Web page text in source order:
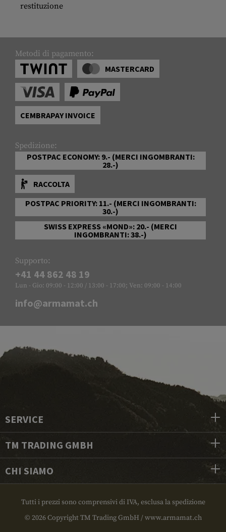
restituzione
Metodi di pagamento:
MASTERCARD
CEMBRAPAY INVOICE
Spedizione:
POSTPAC ECONOMY: 9.- (MERCI INGOMBRANTI:
28.-)
RACCOLTA
POSTPAC PRIORITY: 11.- (MERCI INGOMBRANTI:
30.-)
SWISS EXPRESS «MOND»: 20.- (MERCI
INGOMBRANTI: 38.-)
Supporto:
+41 44 862 48 19
Lun - Gio: 09:00 - 12:00 / 13:00 - 17:00; Ven: 09:00 - 14:00
info@armamat.ch
SERVICE
TM TRADING GMBH
CHI SIAMO
Tutti i prezzi sono comprensivi di IVA, esclusa la spedizione
© 2026 Copyright TM Trading GmbH / www.armamat.ch